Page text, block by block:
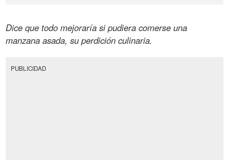
Dice que todo mejoraría si pudiera comerse una
manzana asada, su perdición culinaria.
PUBLICIDAD